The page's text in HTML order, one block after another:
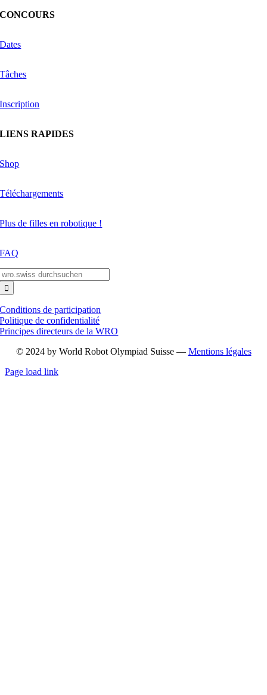
CONCOURS
Dates
Tâches
Inscription
LIENS RAPIDES
Shop
Téléchargements
Plus de filles en robotique !
FAQ
Conditions de participation
Politique de confidentialité
Principes directeurs de la WRO
© 2024 by World Robot Olympiad Suisse — Mentions légales
Page load link